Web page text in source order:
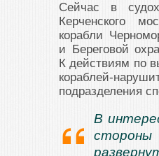
Сейчас в
Керченского
корабли
и Береговой
К действиям по
кораблей-
подразделения
В